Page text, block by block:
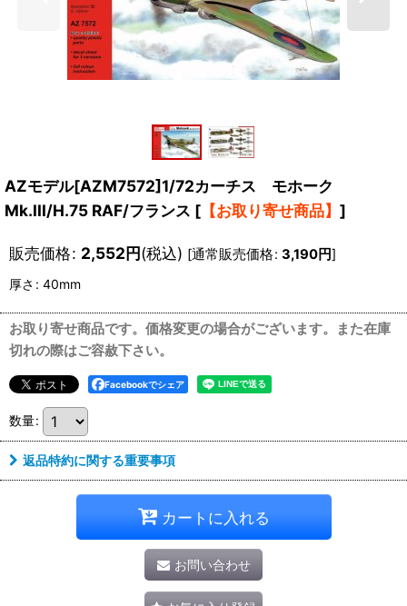
AZモデル[AZM7572]1/72カーチス モホーク
Mk.III/H.75 RAF/フランス [ 【お取り寄せ商品】 ]
販売価格: 2,552円(税込) [通常販売価格: 3,190円]
厚さ : 40mm
お取り寄せ商品です。価格変更の場合がございます。また在庫
切れの際はご容赦下さい。
Facebookでシェア
数量:
返品特約に関する重要事項
カートに入れる
お問い合わせ